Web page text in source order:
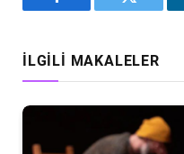
Facebook Twitter
İLGILI MAKALELER